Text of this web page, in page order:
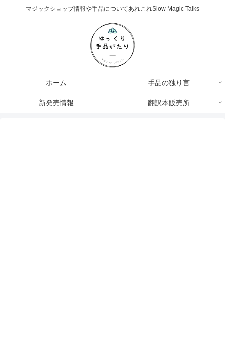
マジックショップ情報や手品についてあれこれSlow Magic Talks
ホーム 手品の独り言
新発売情報 翻訳本販売所